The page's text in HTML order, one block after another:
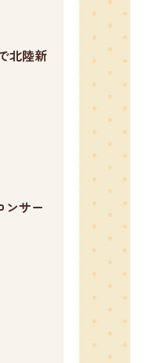
北陸新
ンサー